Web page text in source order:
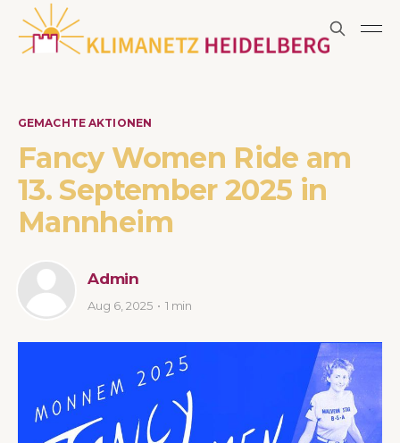
GEMACHTE AKTIONEN
Fancy Women Ride am
13. September 2025 in
Mannheim
Admin
Aug 6, 2025 1 min